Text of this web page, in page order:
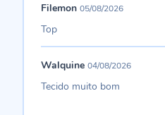
Filemon 05/08/2026
Top
Walquine 04/08/2026
Tecido muito bom